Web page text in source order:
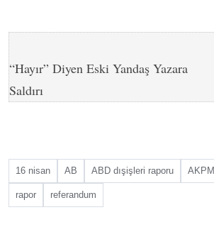
“Hayır” Diyen Eski Yandaş Yazara
Saldırı
16 nisan AB ABD dışişleri raporu AKPM
rapor referandum